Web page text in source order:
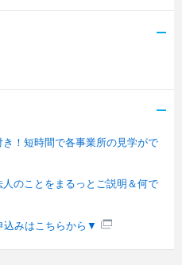
き！短時間で各事業所の見学がで
人のことをまるっとご説明＆何で
込みはこちらから▼